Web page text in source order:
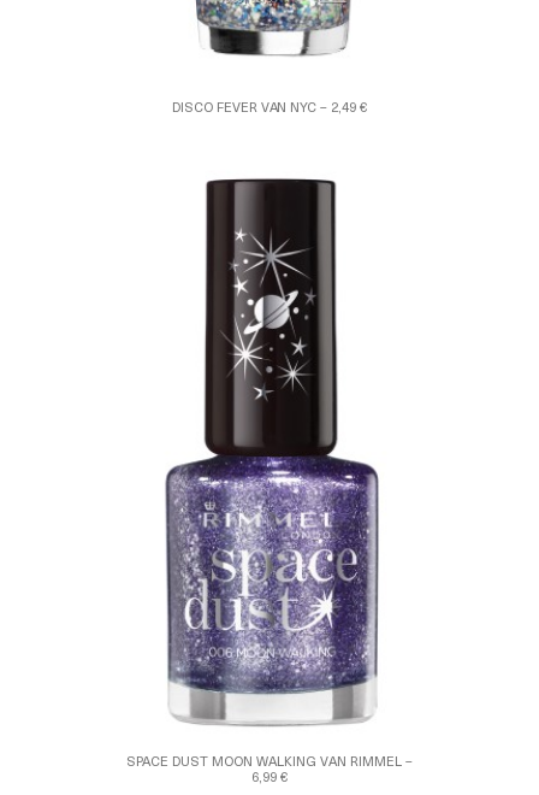
DISCO FEVER VAN NYC – 2,49 €
SPACE DUST MOON WALKING VAN RIMMEL –
6,99 €